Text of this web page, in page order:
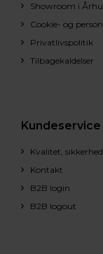
Showroom i
Cookie- og
Privatlivspolitik
Tilbagekaldelser
Kundeservice
Kvalitet,
Kontakt
B2B login
B2B logout